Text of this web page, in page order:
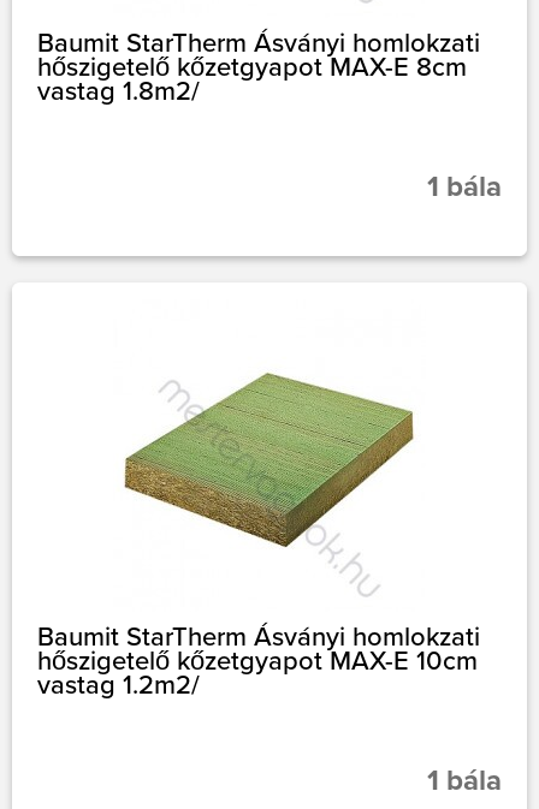
Baumit StarTherm Ásványi homlokzati
hőszigetelő kőzetgyapot MAX-E 8cm
vastag 1.8m2/
1 bála
Baumit StarTherm Ásványi homlokzati
hőszigetelő kőzetgyapot MAX-E 10cm
vastag 1.2m2/
1 bála